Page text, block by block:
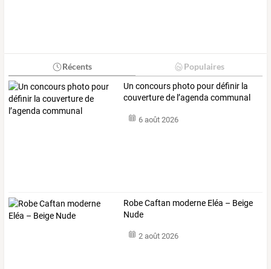
Récents Populaires
Un concours photo pour définir la
couverture de l’agenda communal
6 août 2026
Robe Caftan moderne Eléa – Beige
Nude
2 août 2026